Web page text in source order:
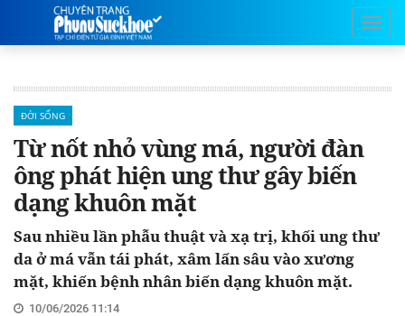
ĐỜI SỐNG
Từ nốt nhỏ vùng má, người đàn
ông phát hiện ung thư gây biến
dạng khuôn mặt
Sau nhiều lần phẫu thuật và xạ trị, khối ung thư
da ở má vẫn tái phát, xâm lấn sâu vào xương
mặt, khiến bệnh nhân biến dạng khuôn mặt.
10/06/2026 11:14